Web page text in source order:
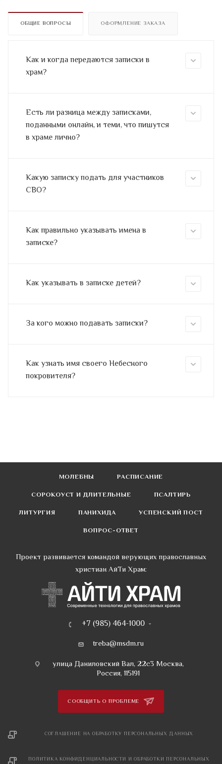
ОБЩИЕ ВОПРОСЫ ОФОРМЛЕНИЕ ЗАКАЗА
Как и когда передаются записки в
храм?
Есть ли разница между записками,
поданными онлайн, и теми, что пишутся
в храме лично?
Какую записку подать для участников
СВО?
Как правильно указывать имена в
записке?
Как указывать в записке детей?
За кого можно подавать записки?
Как узнать имя своего Небесного
покровителя?
МОЛЕБНЫ
РАСПИСАНИЕ
СОРОКОУСТ И ДЛИТЕЛЬНЫЕ
ПСАЛТИРЬ
ЛИТУРГИЯ
ПАНИХИДА
УСПЕНСКИЙ ПОСТ
ВОПРОС-ОТВЕТ
Проект развивается командой верующих православных
христиан АйТи Храм:
+7 (985) 464-1000
treba@msdm.ru
улица Даниловский Вал, 22с3 Москва,
Россия, 115191
СООБЩИТЬ О ПРОБЛЕМЕ
СОГЛАШЕНИЕ НА ОБРАБОТКУ ПЕРСОНАЛЬНЫХ ДАННЫХ
ПОЛИТИКА КОНФИДЕНЦИАЛЬНОСТИ И ОБРАБОТКИ ПЕРСОНАЛЬНЫХ